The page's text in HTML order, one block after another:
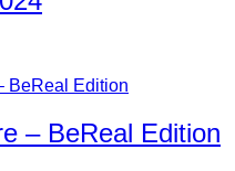
– BeReal Edition